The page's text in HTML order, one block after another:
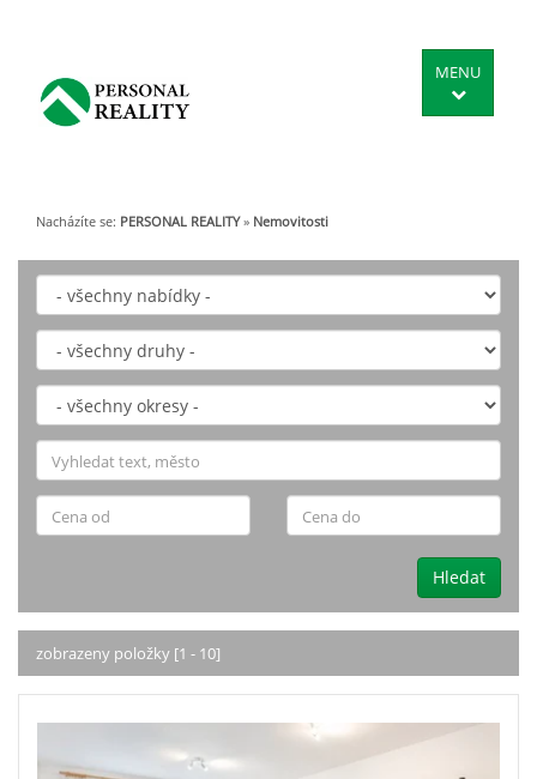
MENU
Nacházíte se: PERSONAL REALITY » Nemovitosti
Hledat
zobrazeny položky [1 - 10]